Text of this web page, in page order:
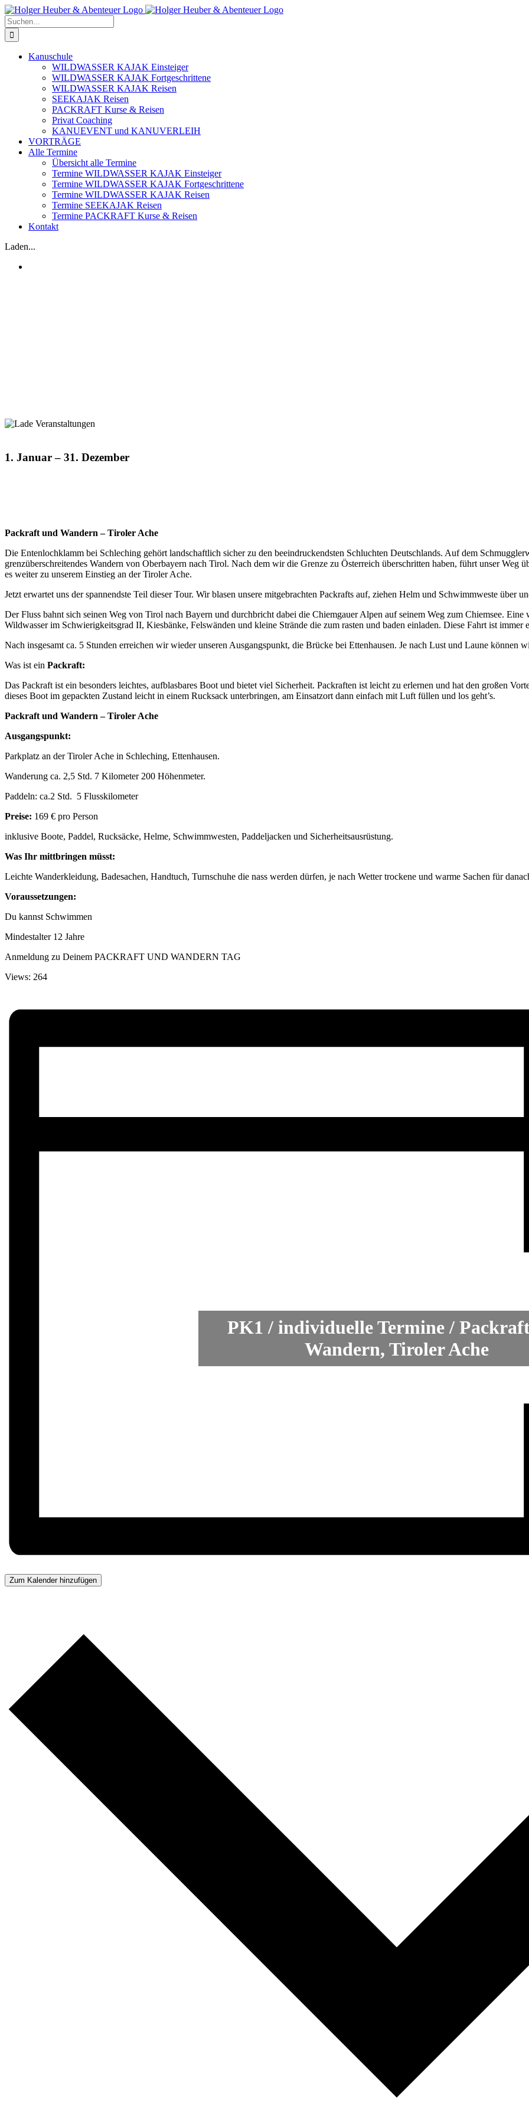
Zum
Inhalt
springen
Suche
nach:
Kanuschule
WILDWASSER KAJAK Einsteiger
WILDWASSER KAJAK Fortgeschrittene
WILDWASSER KAJAK Reisen
SEEKAJAK Reisen
PACKRAFT Kurse & Reisen
Privat Coaching
KANUEVENT und KANUVERLEIH
VORTRÄGE
Alle Termine
Übersicht alle Termine
Termine WILDWASSER KAJAK Einsteiger
Termine WILDWASSER KAJAK Fortgeschrittene
Termine WILDWASSER KAJAK Reisen
Termine SEEKAJAK Reisen
Termine PACKRAFT Kurse & Reisen
Kontakt
Laden...
PK1 / individuelle Termine /
Wandern, Tiroler Ache
1. Januar– 31. Dezember
Packraft und Wandern – Tiroler Ache
Die Entenlochklamm bei Schleching gehört landschaftlich sicher zu den beeindruckendsten Schluchten Deutschlands. Auf dem
grenzüberschreitendes Wandern von Oberbayern nach Tirol. Nach dem wir die Grenze zu Österreich überschritten haben, führt unser Weg
es weiter zu unserem Einstieg an der Tiroler Ache.
Jetzt erwartet uns der spannendste Teil dieser Tour. Wir blasen unsere mitgebrachten Packrafts auf, ziehen Helm und Schwimmweste über
Der Fluss bahnt sich seinen Weg von Tirol nach Bayern und durchbricht dabei die Chiemgauer Alpen auf seinem Weg zum Chiemsee.
Wildwasser im Schwierigkeitsgrad II, Kiesbänke, Felswänden und kleine Strände die zum rasten und baden einladen. Diese Fahrt ist
Nach insgesamt ca. 5 Stunden erreichen wir wieder unseren Ausgangspunkt, die Brücke bei Ettenhausen. Je nach Lust und Laune können
Was ist ein Packraft:
Das Packraft ist ein besonders leichtes, aufblasbares Boot und bietet viel Sicherheit. Packraften ist leicht zu erlernen und hat den großen
dieses Boot im gepackten Zustand leicht in einem Rucksack unterbringen, am Einsatzort dann einfach mit Luft füllen und los geht’s.
Packraft und Wandern – Tiroler Ache
Ausgangspunkt:
Parkplatz an der Tiroler Ache in Schleching, Ettenhausen.
Wanderung ca. 2,5 Std. 7 Kilometer 200 Höhenmeter.
Paddeln: ca.2 Std. 5 Flusskilometer
Preise: 169 € pro Person
inklusive Boote, Paddel, Rucksäcke, Helme, Schwimmwesten, Paddeljacken und Sicherheitsausrüstung.
Was Ihr mittbringen müsst:
Leichte Wanderkleidung, Badesachen, Handtuch, Turnschuhe die nass werden dürfen, je nach Wetter trockene und warme Sachen für
Voraussetzungen:
Du kannst Schwimmen
Mindestalter 12 Jahre
Anmeldung zu Deinem PACKRAFT UND WANDERN TAG
Views: 264
Zum Kalender hinzufügen